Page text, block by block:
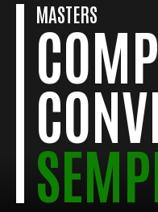
MASTERS